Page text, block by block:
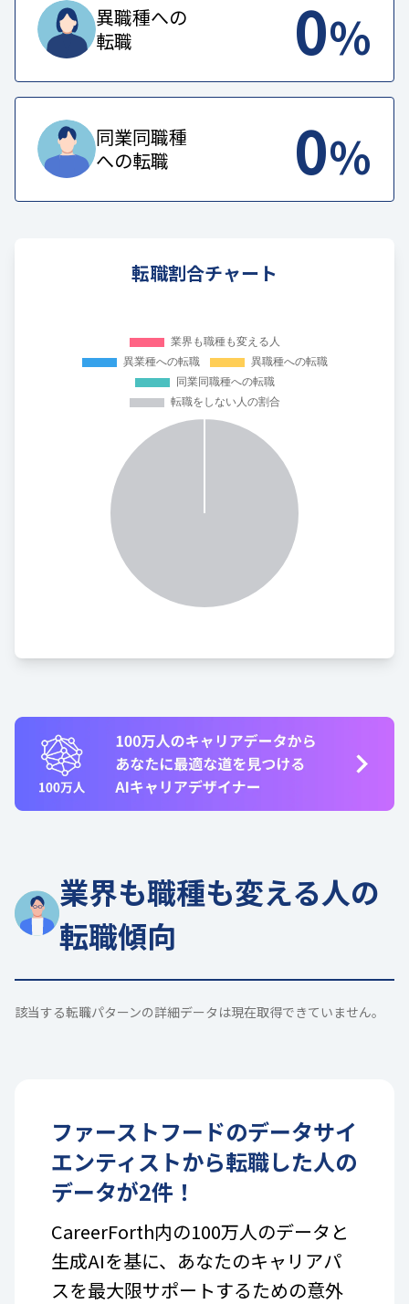
異職種への
転職
0%
同業同職種
への転職
0%
転職割合チャート
業界も職種も変える人の
転職傾向
該当する転職パターンの詳細データは現在取得できていません。
ファーストフードのデータサイ
エンティストから転職した人の
データが2件！
CareerForth内の100万人のデータと
生成AIを基に、あなたのキャリアパ
スを最大限サポートするための意外